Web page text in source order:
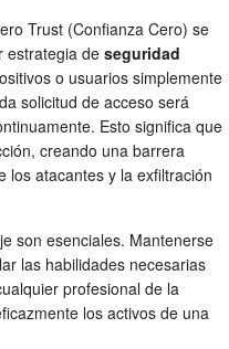
Trust (Confianza Cero) se
estrategia de seguridad
o usuarios simplemente
solicitud de acceso será
Esto significa que
creando una barrera
los atacantes y la exfiltración
son esenciales. Mantenerse
las habilidades necesarias
profesional de la
los activos de una